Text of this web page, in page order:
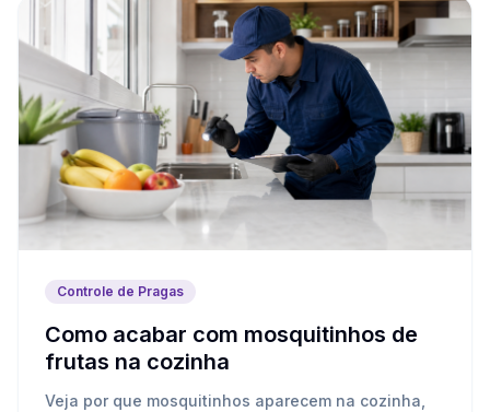
Controle de Pragas
Como acabar com mosquitinhos de
frutas na cozinha
Veja por que mosquitinhos aparecem na cozinha,